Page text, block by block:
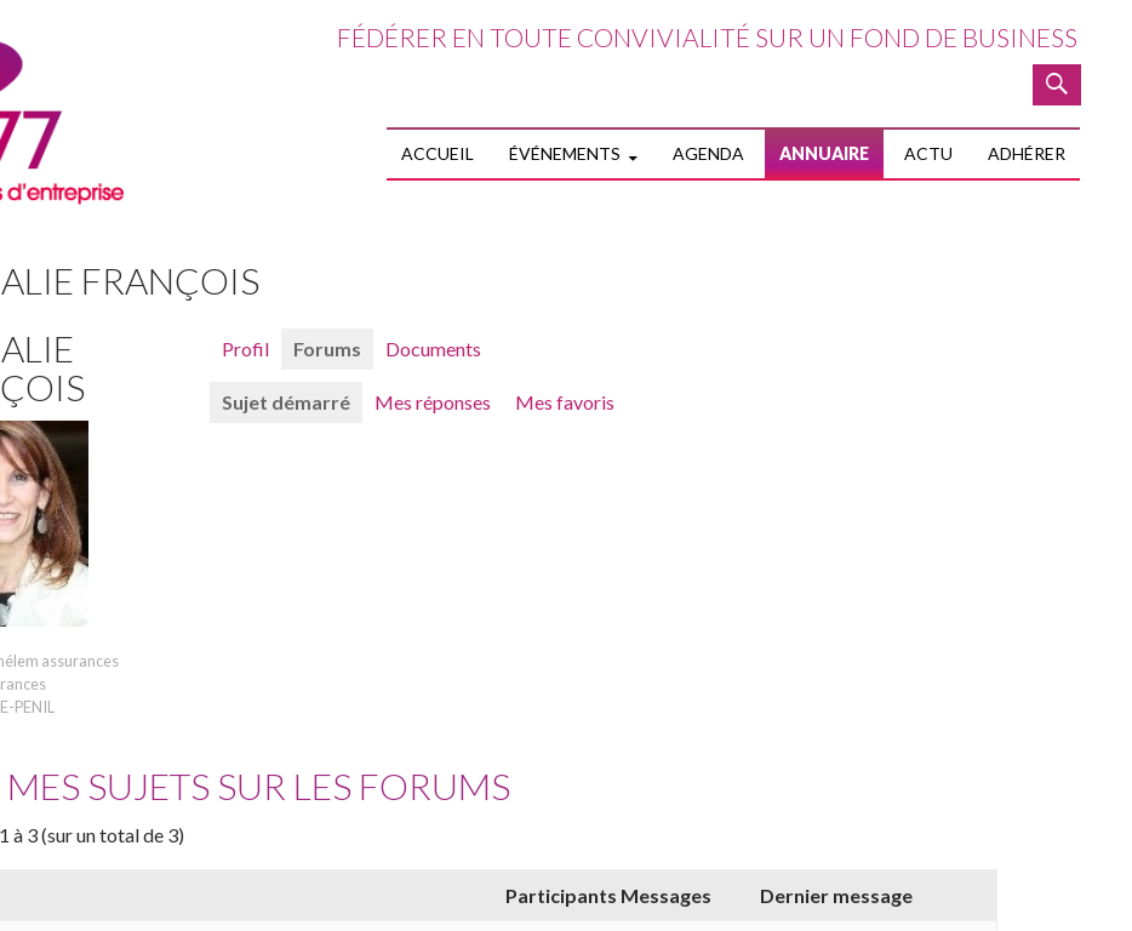
FÉDÉRER EN TOUTE CONVIVIALITÉ SUR UN FOND DE BUSINESS
ALLER AU CONTENU PRINCIPAL
ACCUEIL ÉVÉNEMENTS AGENDA ANNUAIRE ACTU ADHÉRER
FRANÇOIS
assurances
PENIL
Profil Forums Documents
Sujet démarré Mes réponses Mes favoris
SUJETS SUR LES FORUMS
à 3 (sur un total de 3)
Participants Messages Dernier message